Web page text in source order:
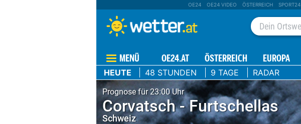
OE24 OE24 VIDEO ÖSTERREICH SPORT24
MENÜ OE24.AT ÖSTERREICH EUROPA
HEUTE 48 STUNDEN 9 TAGE RADAR
Prognose für 23:00 Uhr
Corvatsch - Furtschellas
Schweiz